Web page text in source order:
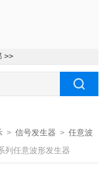
>>
>信号发生器 >任意波
列任意波形发生器